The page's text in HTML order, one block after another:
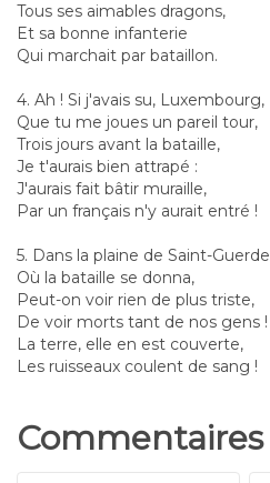
Tous ses aimables dragons,
Et sa bonne infanterie
Qui marchait par bataillon.
4. Ah ! Si j'avais su, Luxembourg,
Que tu me joues un pareil tour,
Trois jours avant la bataille,
Je t'aurais bien attrapé :
J'aurais fait bâtir muraille,
Par un français n'y aurait entré !
5. Dans la plaine de Saint-Guerde
Où la bataille se donna,
Peut-on voir rien de plus triste,
De voir morts tant de nos gens !
La terre, elle en est couverte,
Les ruisseaux coulent de sang !
Commentaires